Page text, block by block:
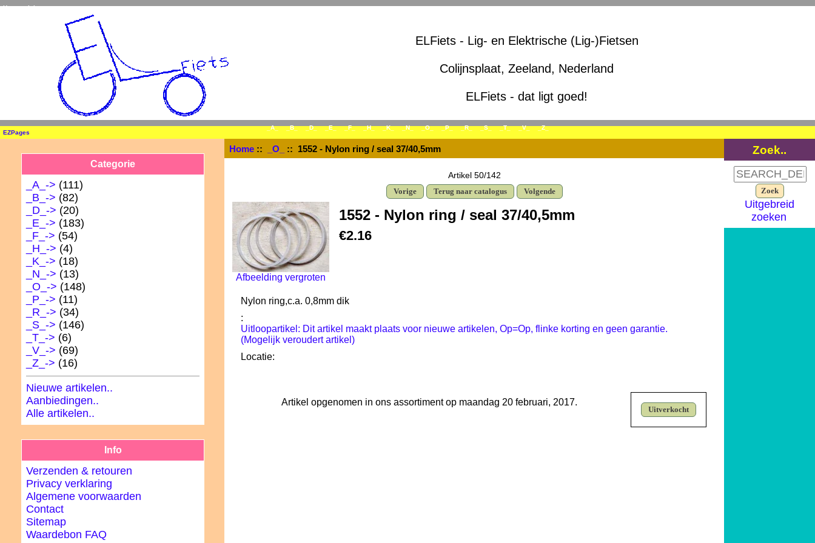
Home Inloggen
ELFiets - Lig- en Elektrische (Lig-)Fietsen
Colijnsplaat, Zeeland, Nederland
ELFiets - dat ligt goed!
_A_ _B_ _D_ _E_ _F_ _H_ _K_ _N_ _O_ _P_ _R_ _S_ _T_ _V_ _Z_
EZPages
Categorie
_A_-> (111)
_B_-> (82)
_D_-> (20)
_E_-> (183)
_F_-> (54)
_H_-> (4)
_K_-> (18)
_N_-> (13)
_O_-> (148)
_P_-> (11)
_R_-> (34)
_S_-> (146)
_T_-> (6)
_V_-> (69)
_Z_-> (16)
Nieuwe artikelen..
Aanbiedingen..
Alle artikelen..
Info
Verzenden & retouren
Privacy verklaring
Algemene voorwaarden
Contact
Sitemap
Waardebon FAQ
Home:: _O_ :: 1552 - Nylon ring / seal 37/40,5mm
Artikel 50/142
Vorige Terug naar catalogus Volgende
Afbeelding vergroten
1552 - Nylon ring / seal 37/40,5mm
€2.16
Nylon ring,c.a. 0,8mm dik
:
Uitloopartikel: Dit artikel maakt plaats voor nieuwe artikelen, Op=Op, flinke korting en geen garantie.
(Mogelijk veroudert artikel)
Locatie:
Uitverkocht
Artikel opgenomen in ons assortiment op maandag 20 februari, 2017.
Zoek..
Uitgebreid
zoeken